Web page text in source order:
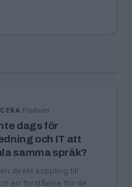
Podium
dags för
och IT att
samma språk?
direkt koppling till
en förståelse för de